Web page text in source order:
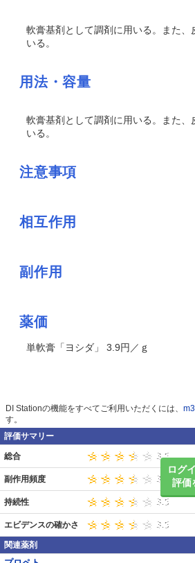
軟膏基剤として調剤に用いる。また、
いる。
用法・容量
軟膏基剤として調剤に用いる。また、
いる。
注意事項
相互作用
副作用
薬価
単軟膏「ヨシダ」 3.9円／ｇ
DI Stationの機能をすべてご利用いただくには、
す。
評価サマリー
ログ
評価
総合
副作用頻度
持続性
エビデンスの確かさ
関連薬剤